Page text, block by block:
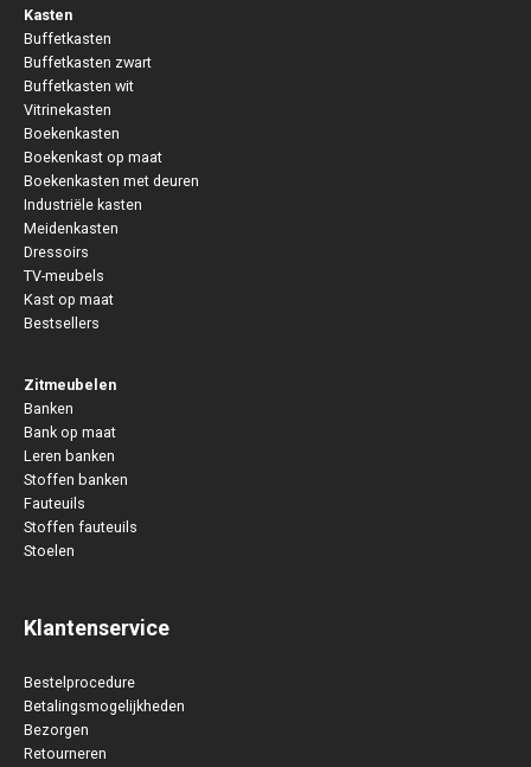
Kasten
Buffetkasten
Buffetkasten zwart
Buffetkasten wit
Vitrinekasten
Boekenkasten
Boekenkast op maat
Boekenkasten met deuren
Industriële kasten
Meidenkasten
Dressoirs
TV-meubels
Kast op maat
Bestsellers
Zitmeubelen
Banken
Bank op maat
Leren banken
Stoffen banken
Fauteuils
Stoffen fauteuils
Stoelen
Klantenservice
Bestelprocedure
Betalingsmogelijkheden
Bezorgen
Retourneren